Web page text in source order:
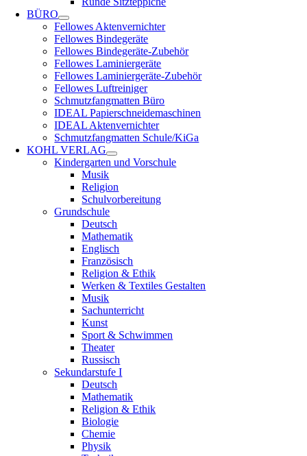
BÜRO
Fellowes Aktenvernichter
Fellowes Bindegeräte
Fellowes Bindegeräte-Zubehör
Fellowes Laminiergeräte
Fellowes Laminiergeräte-Zubehör
Fellowes Luftreiniger
Schmutzfangmatten Büro
IDEAL Papierschneidemaschinen
IDEAL Aktenvernichter
Schmutzfangmatten Schule/KiGa
KOHL VERLAG
Kindergarten und Vorschule
Musik
Religion
Schulvorbereitung
Grundschule
Deutsch
Mathematik
Englisch
Französisch
Religion & Ethik
Werken & Textiles Gestalten
Musik
Sachunterricht
Kunst
Sport & Schwimmen
Theater
Russisch
Sekundarstufe I
Deutsch
Mathematik
Religion & Ethik
Biologie
Chemie
Physik